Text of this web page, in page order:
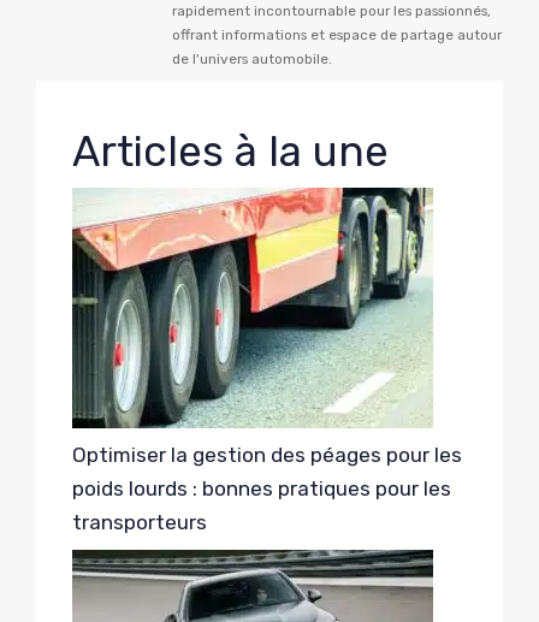
rapidement incontournable pour les passionnés,
offrant informations et espace de partage autour
de l'univers automobile.
Articles à la une
Optimiser la gestion des péages pour les
poids lourds : bonnes pratiques pour les
transporteurs